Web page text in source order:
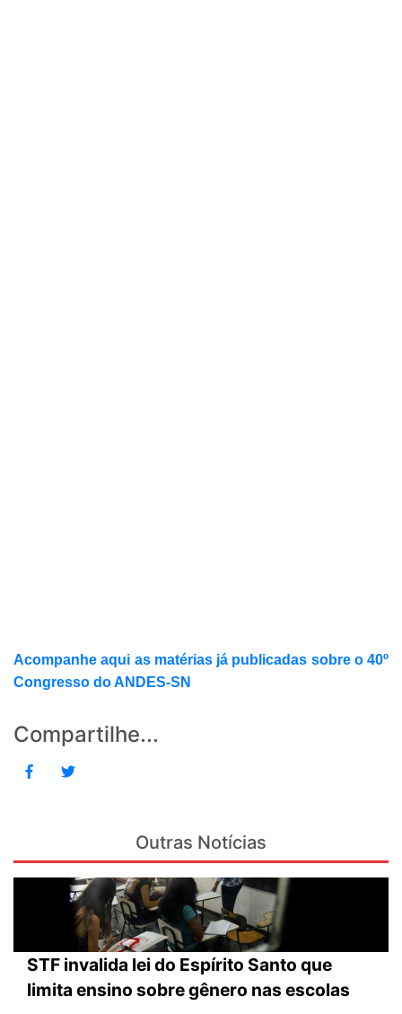
Acompanhe aqui as matérias já publicadas sobre o 40º
Congresso do ANDES-SN
Compartilhe...
Outras Notícias
STF invalida lei do Espírito Santo que
limita ensino sobre gênero nas escolas